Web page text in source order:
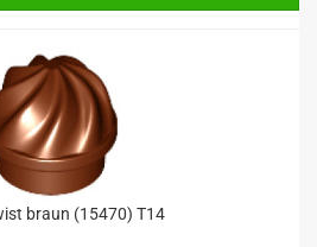
braun (15470) T14